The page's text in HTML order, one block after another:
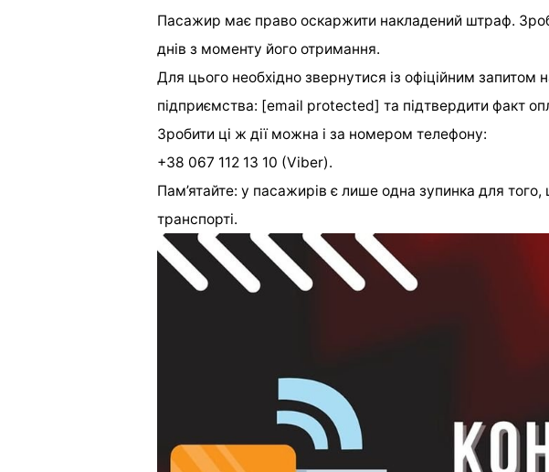
Пасажир має право оскаржити накладений штраф.
днів з моменту його отримання.
Для цього необхідно звернутися із офіційним запитом
підприємства: [email protected] та підтвердити факт
Зробити ці ж дії можна і за номером телефону:
+38 067 112 13 10 (Viber).
Пам’ятайте: у пасажирів є лише одна зупинка для того,
транспорті.